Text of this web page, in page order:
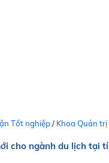
Tốt nghiệp/ Khoa Quản trị
cho ngành du lịch tại